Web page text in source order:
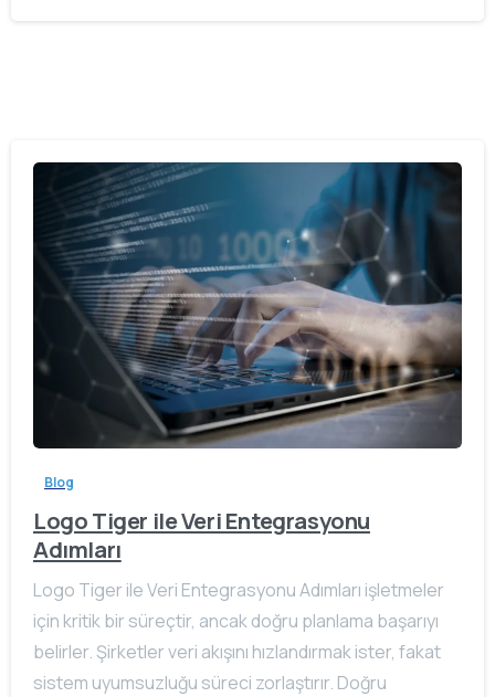
Blog
Logo Tiger ile Veri Entegrasyonu
Adımları
Logo Tiger ile Veri Entegrasyonu Adımları işletmeler
için kritik bir süreçtir, ancak doğru planlama başarıyı
belirler. Şirketler veri akışını hızlandırmak ister, fakat
sistem uyumsuzluğu süreci zorlaştırır. Doğru